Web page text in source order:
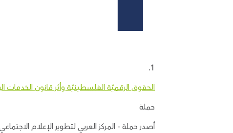
1.
الحقوق الرقميّة الفلسطينيّة وأثر قانون الخدمات
حملة
أصدر حملة - المركز العربي لتطوير الإعلام